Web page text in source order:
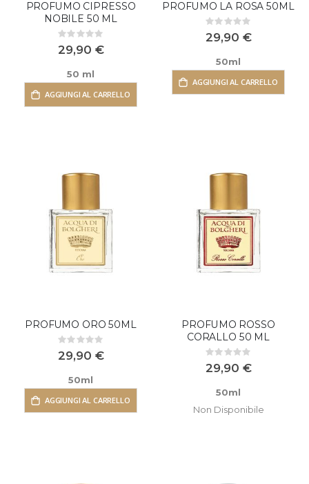
PROFUMO CIPRESSO
NOBILE 50 ML
Rating:
0%
29,90 €
50 ml
AGGIUNGI AL CARRELLO
PROFUMO LA ROSA 50ML
Rating:
0%
29,90 €
50ml
AGGIUNGI AL CARRELLO
PROFUMO ORO 50ML
Rating:
0%
29,90 €
50ml
AGGIUNGI AL CARRELLO
PROFUMO ROSSO
CORALLO 50 ML
Rating:
0%
29,90 €
50ml
Non Disponibile